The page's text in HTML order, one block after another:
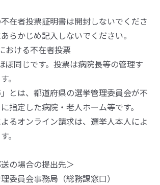
者投票証明書は開封しないでくださ
らかじめ記入しないでください。
おける不在者投票
ぼ同じです。投票は病院長等の管理す
。
とは、都道府県の選挙管理委員会が不
指定した病院・老人ホーム等です。
るオンライン請求は、選挙人本人によ
。
の場合の提出先＞
委員会事務局（総務課窓口）